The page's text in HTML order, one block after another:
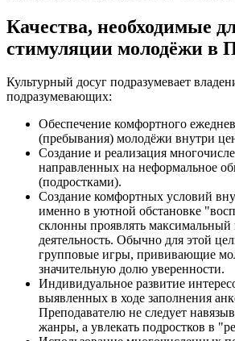
Качества, необходимые
стимуляции молодёжи в
Культурный досуг подразумевает
подразумевающих:
Обеспечение комфортного
(пребывания) молодёжи внутри
Создание и реализация
направленных на неформальное
(подростками).
Создание комфортных условий
именно в уютной обстановке
склонны проявлять максимальный
деятельность. Обычно для этой
групповые игры, прививающие
значительную долю уверенности.
Индивидуальное развитие
выявленных в ходе заполнения
Преподавателю не следует
жанры, а увлекать подростков в